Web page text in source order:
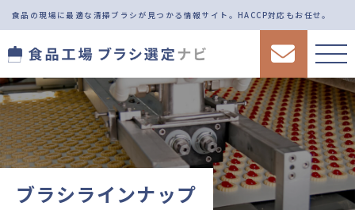
食品の現場に最適な清掃ブラシが見つかる情報サイト。 HACCP対応もお任せ。
ブラシラインナップ